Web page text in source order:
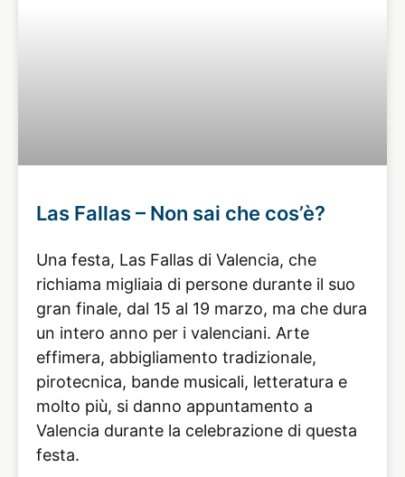
Las Fallas – Non sai che cos’è?
Una festa, Las Fallas di Valencia, che
richiama migliaia di persone durante il suo
gran finale, dal 15 al 19 marzo, ma che dura
un intero anno per i valenciani. Arte
effimera, abbigliamento tradizionale,
pirotecnica, bande musicali, letteratura e
molto più, si danno appuntamento a
Valencia durante la celebrazione di questa
festa.